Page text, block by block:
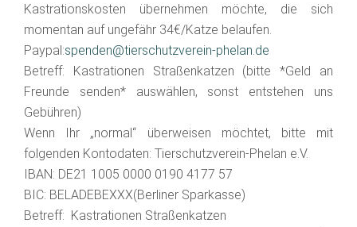
Kastrationskosten übernehmen möchte, die sich
momentan auf ungefähr 34€/Katze belaufen.
Paypal:spenden@tierschutzverein-phelan.de
Betreff: Kastrationen Straßenkatzen (bitte *Geld an
Freunde senden* auswählen, sonst entstehen uns
Gebühren)
Wenn Ihr „normal“ überweisen möchtet, bitte mit
folgenden Kontodaten: Tierschutzverein­-Phelan e.V.
IBAN: DE21 1005 0000 0190 4177 57
BIC: BELADEBEXXX(Berliner Sparkasse)
Betreff: Kastrationen Straßenkatzen